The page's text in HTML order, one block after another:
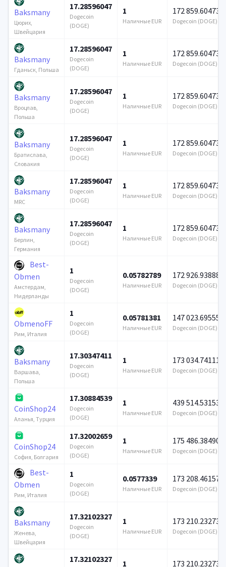
Baksmany
Цюрих,
Швейцария
17.28596047
Dogecoin
(DOGE)
1
Наличные EUR
172 859.604736
Dogecoin (DOGE)
Baksmany
Гданьск, Польша
17.28596047
Dogecoin
(DOGE)
1
Наличные EUR
172 859.604736
Dogecoin (DOGE)
Baksmany
Вроцлав,
Польша
17.28596047
Dogecoin
(DOGE)
1
Наличные EUR
172 859.604736
Dogecoin (DOGE)
Baksmany
Братислава,
Словакия
17.28596047
Dogecoin
(DOGE)
1
Наличные EUR
172 859.604736
Dogecoin (DOGE)
Baksmany
MRC
17.28596047
Dogecoin
(DOGE)
1
Наличные EUR
172 859.604736
Dogecoin (DOGE)
Baksmany
Берлин,
Германия
17.28596047
Dogecoin
(DOGE)
1
Наличные EUR
172 859.604736
Dogecoin (DOGE)
Best-
Obmen
Амстердам,
Нидерланды
1
Dogecoin
(DOGE)
0.05782789
Наличные EUR
172 926.938887
Dogecoin (DOGE)
ObmenoFF
Рим, Италия
1
Dogecoin
(DOGE)
0.05781381
Наличные EUR
147 023.69555
Dogecoin (DOGE)
Baksmany
Варшава,
Польша
17.30347411
Dogecoin
(DOGE)
1
Наличные EUR
173 034.741112
Dogecoin (DOGE)
CoinShop24
Аланья, Турция
17.30884539
Dogecoin
(DOGE)
1
Наличные EUR
439 514.531535
Dogecoin (DOGE)
CoinShop24
София, Болгария
17.32002659
Dogecoin
(DOGE)
1
Наличные EUR
175 486.384901
Dogecoin (DOGE)
Best-
Obmen
Рим, Италия
1
Dogecoin
(DOGE)
0.0577339
Наличные EUR
173 208.461579
Dogecoin (DOGE)
Baksmany
Женева,
Швейцария
17.32102327
Dogecoin
(DOGE)
1
Наличные EUR
173 210.232738
Dogecoin (DOGE)
17.32102327 1 173 210.232738